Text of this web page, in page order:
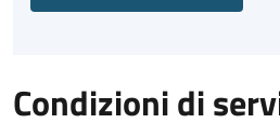
Condizioni di